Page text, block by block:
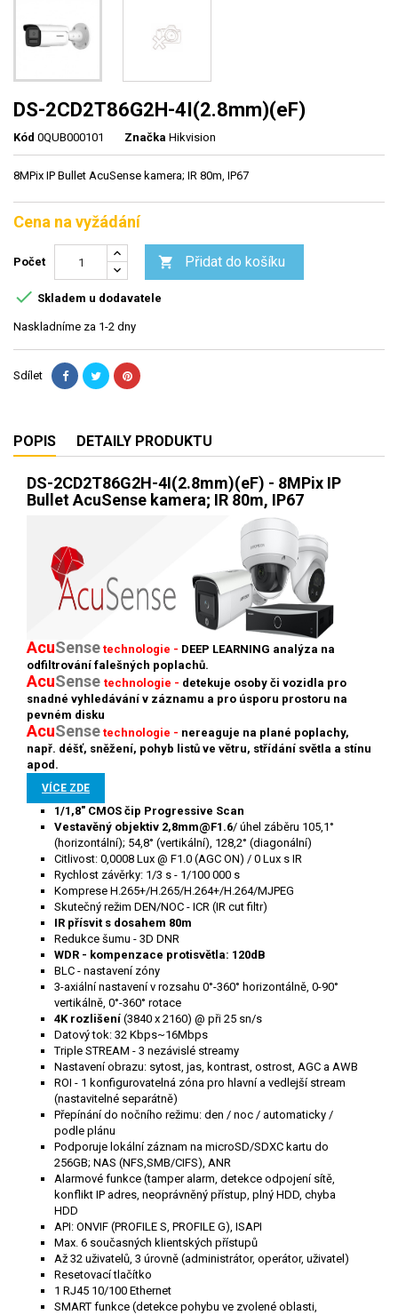
DS-2CD2T86G2H-4I(2.8mm)(eF)
Kód 0QUB000101 Značka Hikvision
8MPix IP Bullet AcuSense kamera; IR 80m, IP67
Cena na vyžádání
Počet  Přidat do košíku
 Skladem u dodavatele
Naskladníme za 1-2 dny
Sdílet
POPIS DETAILY PRODUKTU
DS-2CD2T86G2H-4I(2.8mm)(eF) - 8MPix IP
Bullet AcuSense kamera; IR 80m, IP67
AcuSense technologie - DEEP LEARNING analýza na
odfiltrování falešných poplachů.
AcuSense technologie - detekuje osoby či vozidla pro
snadné vyhledávání v záznamu a pro úsporu prostoru na
pevném disku
AcuSense technologie - nereaguje na plané poplachy,
např. déšť, sněžení, pohyb listů ve větru, střídání světla a stínu
apod.
VÍCE ZDE
1/1,8" CMOS čip Progressive Scan
Vestavěný objektiv 2,8mm@F1.6/ úhel záběru 105,1°
(horizontální); 54,8° (vertikální), 128,2° (diagonální)
Citlivost: 0,0008 Lux @ F1.0 (AGC ON) / 0 Lux s IR
Rychlost závěrky: 1/3 s - 1/100 000 s
Komprese H.265+/H.265/H.264+/H.264/MJPEG
Skutečný režim DEN/NOC - ICR (IR cut filtr)
IR přísvit s dosahem 80m
Redukce šumu - 3D DNR
WDR - kompenzace protisvětla: 120dB
BLC - nastavení zóny
3-axiální nastavení v rozsahu 0°-360° horizontálně, 0-90°
vertikálně, 0°-360° rotace
4K rozlišení (3840 x 2160) @ při 25 sn/s
Datový tok: 32 Kbps~16Mbps
Triple STREAM - 3 nezávislé streamy
Nastavení obrazu: sytost, jas, kontrast, ostrost, AGC a AWB
ROI - 1 konfigurovatelná zóna pro hlavní a vedlejší stream
(nastavitelné separátně)
Přepínání do nočního režimu: den / noc / automaticky /
podle plánu
Podporuje lokální záznam na microSD/SDXC kartu do
256GB; NAS (NFS,SMB/CIFS), ANR
Alarmové funkce (tamper alarm, detekce odpojení sítě,
konflikt IP adres, neoprávněný přístup, plný HDD, chyba
HDD
API: ONVIF (PROFILE S, PROFILE G), ISAPI
Max. 6 současných klientských přístupů
Až 32 uživatelů, 3 úrovně (administrátor, operátor, uživatel)
Resetovací tlačítko
1 RJ45 10/100 Ethernet
SMART funkce (detekce pohybu ve zvolené oblasti,